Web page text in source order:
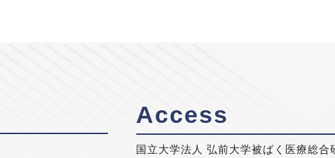
Access
国立大学法人 弘前大学被ばく医療総合